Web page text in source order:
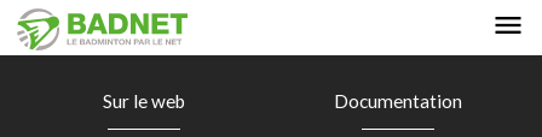
Sur le web Documentation